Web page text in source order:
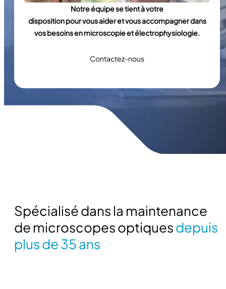
Notre équipe se tient à votre
disposition pour vous aider et vous accompagner dans
vos besoins en microscopie et électrophysiologie.
Contactez-nous
Spécialisé dans la maintenance
de microscopes optiquesdepuis
plus de 35 ans